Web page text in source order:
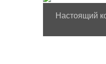
Настоящий